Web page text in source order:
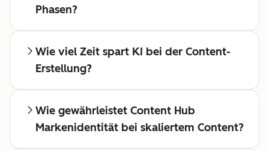
Phasen?
Wie viel Zeit spart KI bei der Content-
Erstellung?
Wie gewährleistet Content Hub
Markenidentität bei skaliertem Content?